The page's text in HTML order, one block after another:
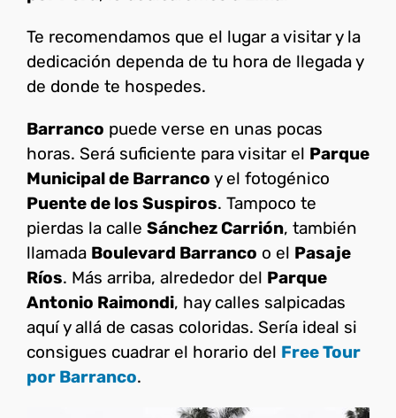
Te recomendamos que el lugar a visitar y la
dedicación dependa de tu hora de llegada y
de donde te hospedes.
Barranco puede verse en unas pocas
horas. Será suficiente para visitar el Parque
Municipal de Barranco y el fotogénico
Puente de los Suspiros. Tampoco te
pierdas la calle Sánchez Carrión, también
llamada Boulevard Barranco o el Pasaje
Ríos. Más arriba, alrededor del Parque
Antonio Raimondi, hay calles salpicadas
aquí y allá de casas coloridas. Sería ideal si
consigues cuadrar el horario del Free Tour
por Barranco.